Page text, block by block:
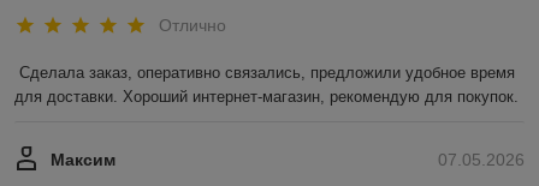
Отлично
Сделала заказ, оперативно связались, предложили удобное время
для доставки. Хороший интернет-магазин, рекомендую для покупок.
07.05.2026
Максим